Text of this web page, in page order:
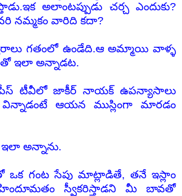
అలాంటప్పుడు చర్చ ఎందుకు?
నమ్మకం వారిది కదా?
గతంలో ఉండేది.ఆ అమ్మాయి వాళ్ళ
ఇలా అన్నాడట.
పీస్ టీవీలో జాకీర్ నాయక్ ఉపన్యాసాలు
విన్నాడంటే ఆయన ముస్లింగా మారడం
అన్నాను.
గంట సేపు మాట్లాడితే, తనే ఇస్లాం
స్వీకరిస్తాడని మీ బావతో